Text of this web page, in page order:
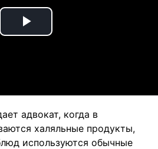
Play
адвокат, когда в
халяльные продукты,
используются обычные